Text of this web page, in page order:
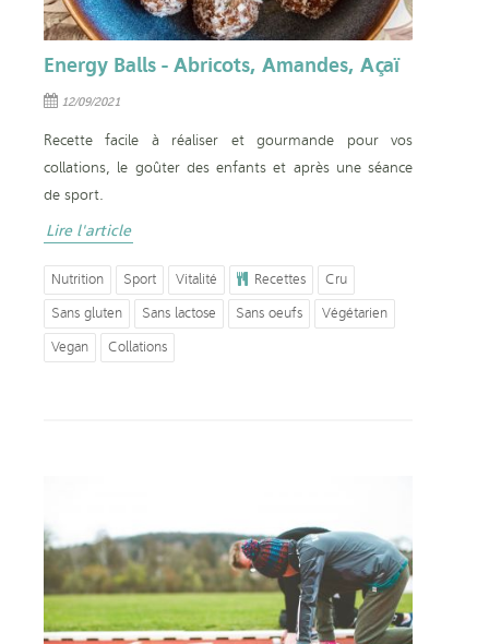
Energy Balls - Abricots, Amandes, Açaï
12/09/2021
Recette facile à réaliser et gourmande pour vos
collations, le goûter des enfants et après une séance
de sport.
Lire l'article
Nutrition Sport Vitalité Recettes
Cru
Sans gluten
Sans lactose Sans oeufs
Végétarien
Vegan
Collations